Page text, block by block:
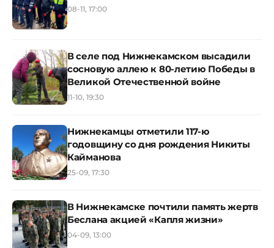
08-11, 17:00
В селе под Нижнекамском высадили
сосновую аллею к 80-летию Победы в
Великой Отечественной войне
11-10, 19:30
Нижнекамцы отметили 117-ю
годовщину со дня рождения Никиты
Кайманова
25-09, 17:30
В Нижнекамске почтили память жертв
Беслана акцией «Капля жизни»
04-09, 13:00